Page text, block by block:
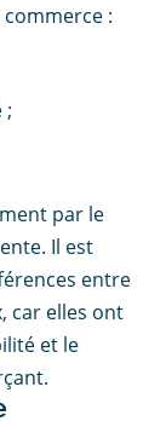
:
;
par le
Il est
entre
car elles ont
et le